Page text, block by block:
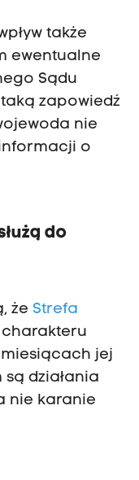
także
ewentualne
Sądu
zapowiedź
nie
o
do
że Strefa
jej
działania
nie karanie